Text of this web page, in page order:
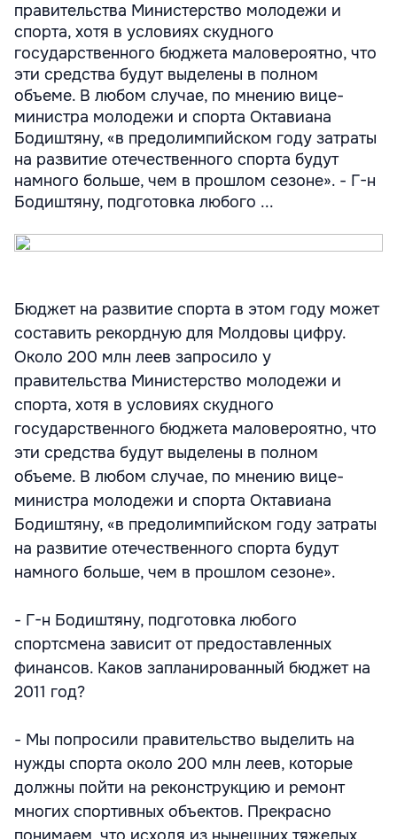
правительства Министерство молодежи и
спорта, хотя в условиях скудного
государственного бюджета маловероятно, что
эти средства будут выделены в полном
объеме. В любом случае, по мнению вице-
министра молодежи и спорта Октавиана
Бодиштяну, «в предолимпийском году затраты
на развитие отечественного спорта будут
намного больше, чем в прошлом сезоне». - Г-н
Бодиштяну, подготовка любого ...
Бюджет на развитие спорта в этом году может
составить рекордную для Молдовы цифру.
Около 200 млн леев запросило у
правительства Министерство молодежи и
спорта, хотя в условиях скудного
государственного бюджета маловероятно, что
эти средства будут выделены в полном
объеме. В любом случае, по мнению вице-
министра молодежи и спорта Октавиана
Бодиштяну, «в предолимпийском году затраты
на развитие отечественного спорта будут
намного больше, чем в прошлом сезоне».
- Г-н Бодиштяну, подготовка любого
спортсмена зависит от предоставленных
финансов. Каков запланированный бюджет на
2011 год?
- Мы попросили правительство выделить на
нужды спорта около 200 млн леев, которые
должны пойти на реконструкцию и ремонт
многих спортивных объектов. Прекрасно